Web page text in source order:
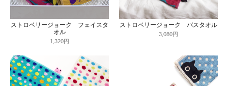
ストロベリージョーク フェイスタ
オル
1,320円
ストロベリージョーク バスタオル
3,080円